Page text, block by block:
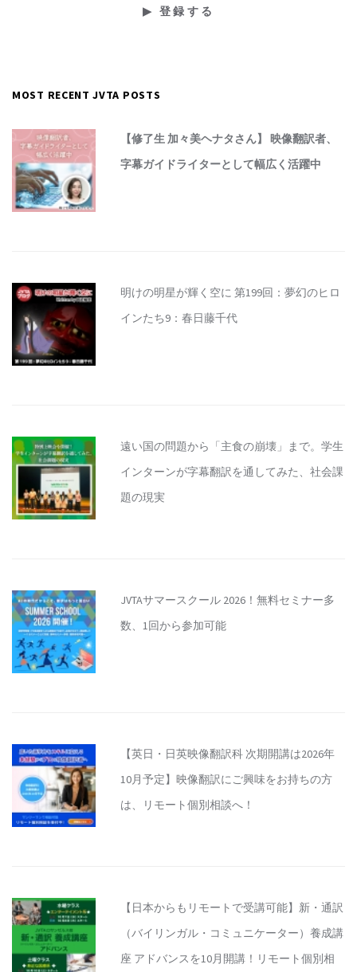
MOST RECENT JVTA POSTS
【修了生 加々美ヘナタさん】 映像翻訳者、
字幕ガイドライターとして幅広く活躍中
明けの明星が輝く空に 第199回：夢幻のヒロ
インたち9：春日藤千代
遠い国の問題から「主食の崩壊」まで。学生
インターンが字幕翻訳を通してみた、社会課
題の現実
JVTAサマースクール 2026！無料セミナー多
数、1回から参加可能
【英日・日英映像翻訳科 次期開講は2026年
10月予定】映像翻訳にご興味をお持ちの方
は、リモート個別相談へ！
【日本からもリモートで受講可能】新・通訳
（バイリンガル・コミュニケーター）養成講
座 アドバンスを10月開講！リモート個別相